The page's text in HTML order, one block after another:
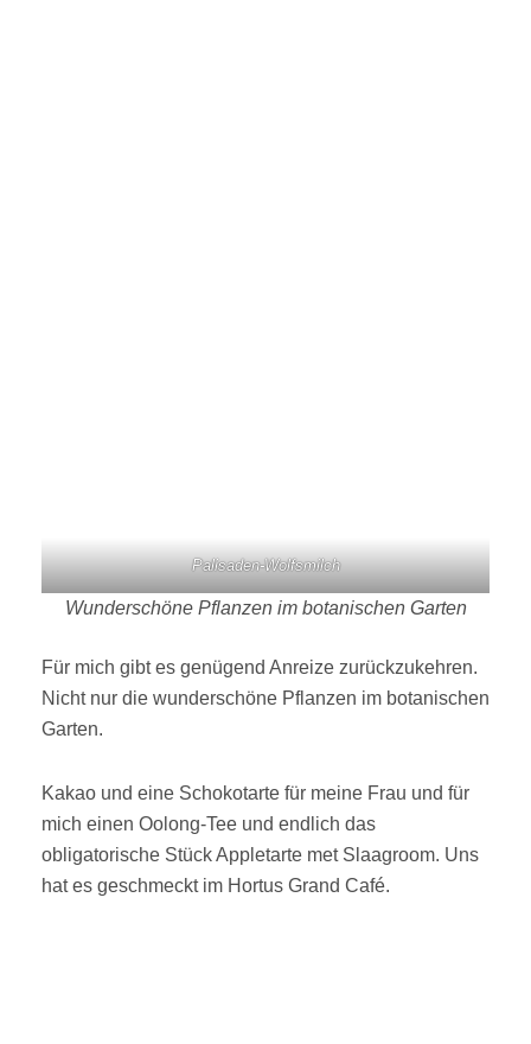
Palisaden-Wolfsmilch
Wunderschöne Pflanzen im botanischen Garten
Für mich gibt es genügend Anreize zurückzukehren.
Nicht nur die wunderschöne Pflanzen im botanischen
Garten.
Kakao und eine Schokotarte für meine Frau und für
mich einen Oolong-Tee und endlich das
obligatorische Stück Appletarte met Slaagroom. Uns
hat es geschmeckt im Hortus Grand Café.